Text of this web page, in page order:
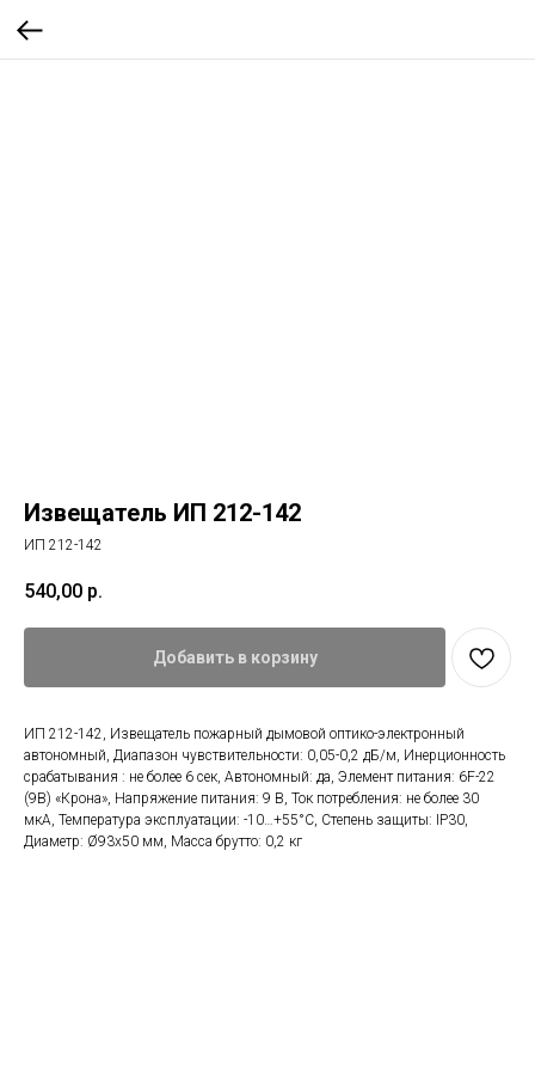
Извещатель ИП 212-142
ИП 212-142
540,00 р.
Добавить в корзину
ИП 212-142, Извещатель пожарный дымовой оптико-электронный
автономный, Диапазон чувствительности: 0,05-0,2 дБ/м, Инерционность
срабатывания : не более 6 сек, Автономный: да, Элемент питания: 6F-22
(9В) «Крона», Напряжение питания: 9 В, Ток потребления: не более 30
мкА, Температура эксплуатации: -10…+55°С, Степень защиты: IP30,
Диаметр: Ø93х50 мм, Масса брутто: 0,2 кг